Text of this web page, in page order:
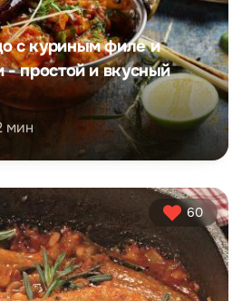
с куриным филе и
простой и вкусный
мин
60